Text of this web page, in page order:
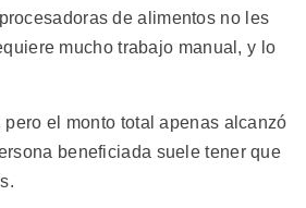
de alimentos no les
mucho trabajo manual, y lo
el monto total apenas alcanzó
beneficiada suele tener que